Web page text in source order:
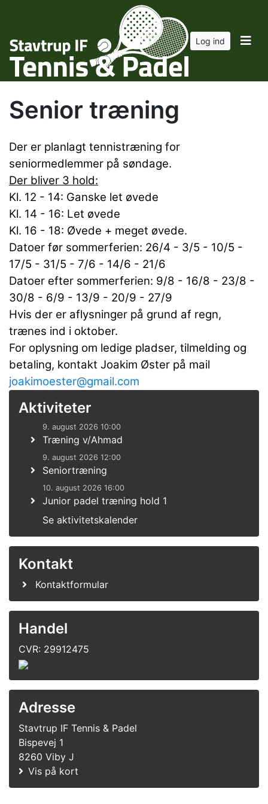
Log ind
Senior træning
Der er planlagt tennistræning for
seniormedlemmer på søndage.
Der bliver 3 hold:
Kl. 12 - 14: Ganske let øvede
Kl. 14 - 16: Let øvede
Kl. 16 - 18: Øvede + meget øvede.
Datoer før sommerferien: 26/4 - 3/5 - 10/5 -
17/5 - 31/5 - 7/6 - 14/6 - 21/6
Datoer efter sommerferien: 9/8 - 16/8 - 23/8 -
30/8 - 6/9 - 13/9 - 20/9 - 27/9
Hvis der er aflysninger på grund af regn,
trænes ind i oktober.
For oplysning om ledige pladser, tilmelding og
betaling, kontakt Joakim Øster på mail
joakimoester@gmail.com
Aktiviteter
9. august 2026 10:00
Træning v/Ahmad
9. august 2026 12:00
Seniortræning
10. august 2026 16:00
Junior padel træning hold 1
Se aktivitetskalender
Kontakt
Kontaktformular
Handel
CVR: 29912475
Adresse
Stavtrup IF Tennis & Padel
Bispevej 1
8260 Viby J
Vis på kort